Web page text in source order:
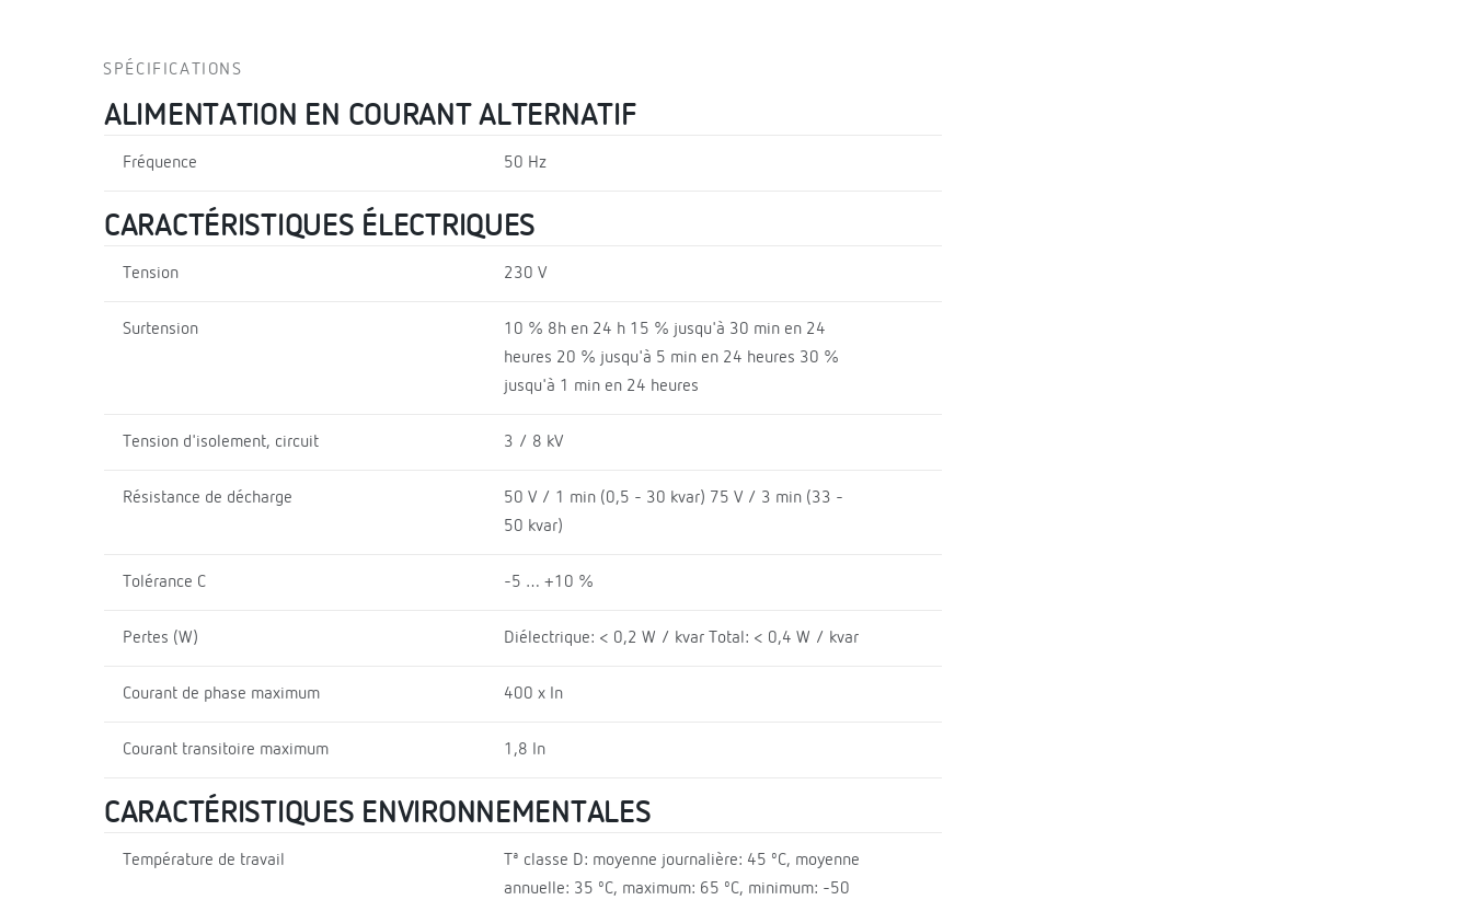
SPÉCIFICATIONS
ALIMENTATION EN COURANT ALTERNATIF
Fréquence 50 Hz
CARACTÉRISTIQUES ÉLECTRIQUES
Tension 230 V
Surtension
10 % 8h en 24 h 15 % jusqu'à 30 min en 24
heures 20 % jusqu'à 5 min en 24 heures 30 %
jusqu'à 1 min en 24 heures
Tension d'isolement, circuit 3 / 8 kV
Résistance de décharge
50 V / 1 min (0,5 - 30 kvar) 75 V / 3 min (33 -
50 kvar)
Tolérance C -5 … +10 %
Pertes (W) Diélectrique: < 0,2 W / kvar Total: < 0,4 W / kvar
Courant de phase maximum 400 x In
Courant transitoire maximum 1,8 In
CARACTÉRISTIQUES ENVIRONNEMENTALES
Température de travail
Tª classe D: moyenne journalière: 45 ºC, moyenne
annuelle: 35 ºC, maximum: 65 ºC, minimum: -50